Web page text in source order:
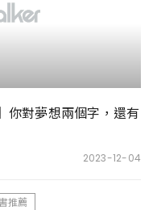
你對夢想兩個字，還有
2023-12-04
推薦